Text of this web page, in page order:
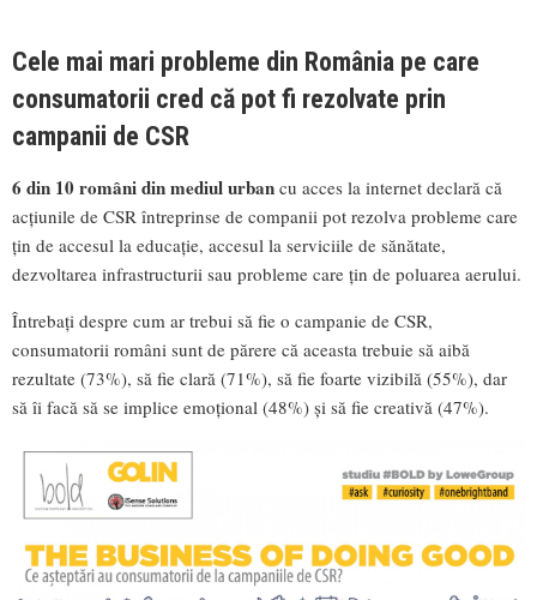
Cele mai mari probleme din România pe care
consumatorii cred că pot fi rezolvate prin
campanii de CSR
6 din 10 români din mediul urban cu acces la internet declară că
acțiunile de CSR întreprinse de companii pot rezolva probleme care
țin de accesul la educație, accesul la serviciile de sănătate,
dezvoltarea infrastructurii sau probleme care țin de poluarea aerului.
Întrebați despre cum ar trebui să fie o campanie de CSR,
consumatorii români sunt de părere că aceasta trebuie să aibă
rezultate (73%), să fie clară (71%), să fie foarte vizibilă (55%), dar
să îi facă să se implice emoțional (48%) și să fie creativă (47%).